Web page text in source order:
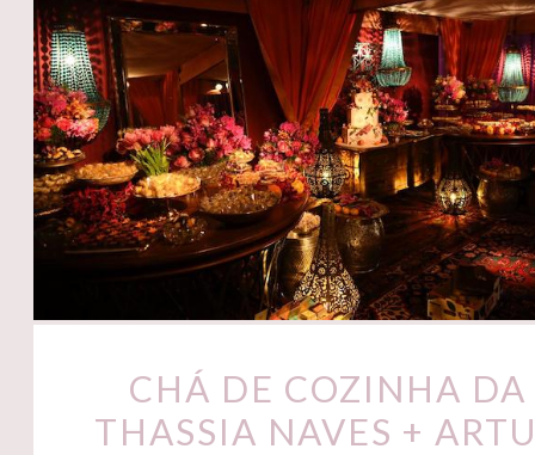
CHÁ DE COZINHA DA
THASSIA NAVES +